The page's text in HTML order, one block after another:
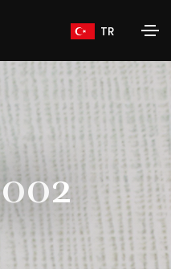
TR
002